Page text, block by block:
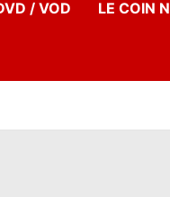
/ VOD LE COIN